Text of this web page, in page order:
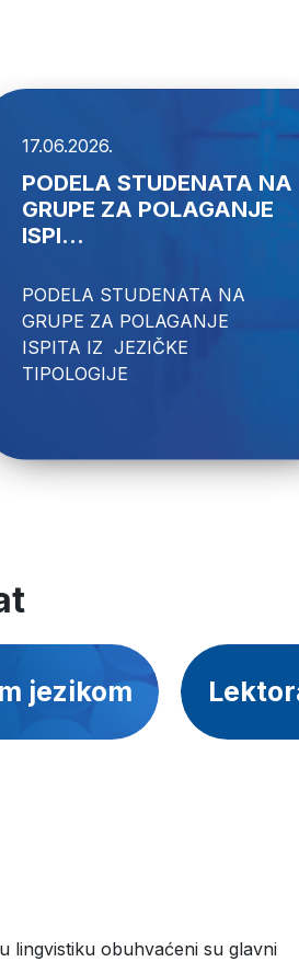
17.06.2026.
PODELA STUDENATA NA
GRUPE ZA POLAGANJE
ISPI...
PODELA STUDENATA NA
GRUPE ZA POLAGANJE
ISPITA IZ  JEZIČKE
jezikom
lingvistiku obuhvaćeni su glavni